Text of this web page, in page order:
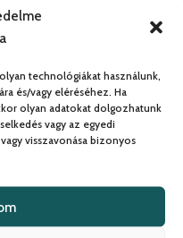
technológiákat használunk,
és/vagy eléréséhez. Ha
olyan adatokat dolgozhatunk
vagy az egyedi
visszavonása bizonyos
Essilor
az árban